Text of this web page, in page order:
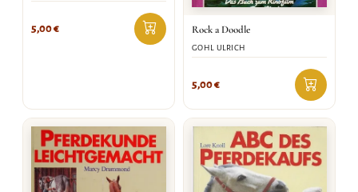
5,00€ Rock a Doodle
GOHL ULRICH
5,00€